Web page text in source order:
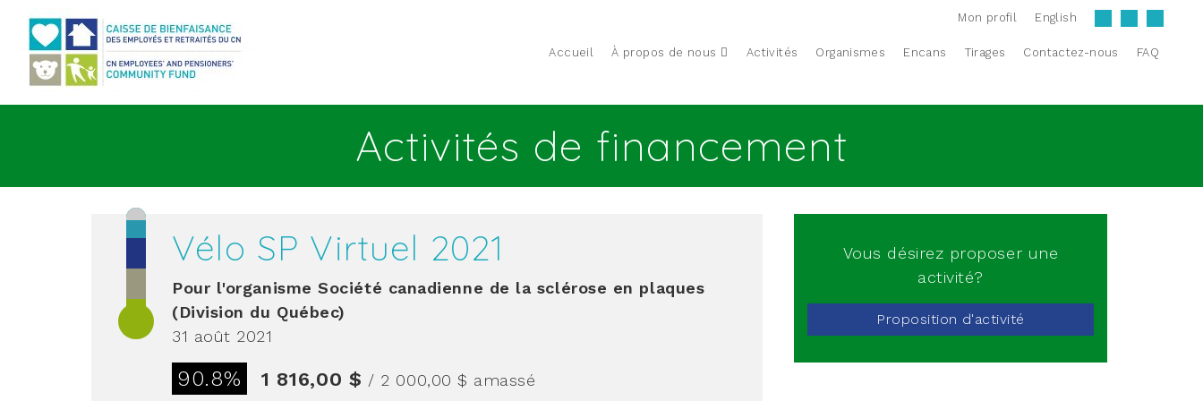
Accueil À propos de nous Activités Organismes Encans Tirages Contactez-nous FAQ
Mon profil English
Activités de financement
Vélo SP Virtuel 2021
Pour l'organisme Société canadienne de la sclérose en plaques
(Division du Québec)
31 août 2021
90.8% 1 816,00 $ / 2 000,00 $ amassé
Vous désirez proposer une
activité?
Proposition d'activité